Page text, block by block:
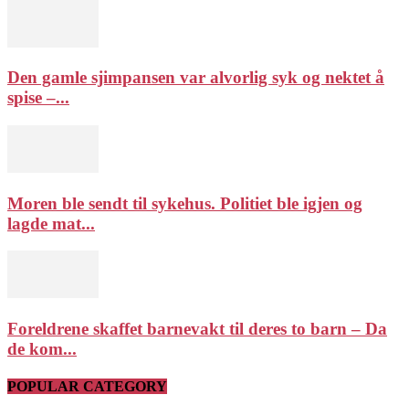
Den gamle sjimpansen var alvorlig syk og nektet å
spise –...
Moren ble sendt til sykehus. Politiet ble igjen og
lagde mat...
Foreldrene skaffet barnevakt til deres to barn – Da
de kom...
POPULAR CATEGORY